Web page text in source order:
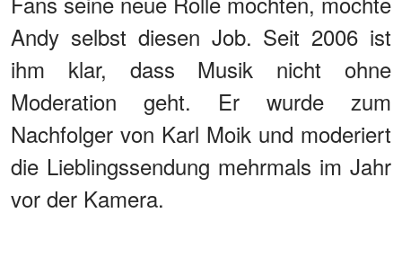
Andy selbst diesen Job. Seit 2006 ist
ihm klar, dass Musik nicht ohne
Moderation geht. Er wurde zum
Nachfolger von Karl Moik und moderiert
die Lieblingssendung mehrmals im Jahr
vor der Kamera.